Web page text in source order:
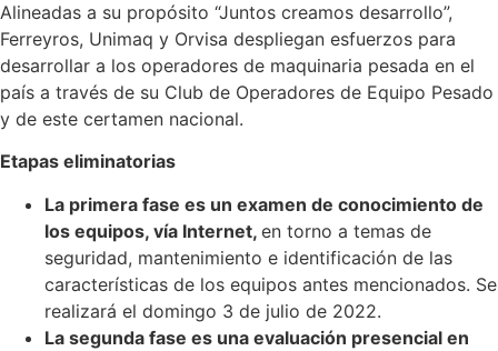
Alineadas a su propósito “Juntos creamos desarrollo”,
Ferreyros, Unimaq y Orvisa despliegan esfuerzos para
desarrollar a los operadores de maquinaria pesada en el
país a través de su Club de Operadores de Equipo Pesado
y de este certamen nacional.
Etapas eliminatorias
La primera fase es un examen de conocimiento de
los equipos, vía Internet, en torno a temas de
seguridad, mantenimiento e identificación de las
características de los equipos antes mencionados. Se
realizará el domingo 3 de julio de 2022.
La segunda fase es una evaluación presencial en